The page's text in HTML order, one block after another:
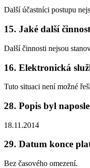
Další účastníci postupu
15. Jaké další
Další činnosti nejsou
16. Elektronická
Tuto situaci není možné
28. Popis byl
18.11.2014
29. Datum konce
Bez časového omezení.